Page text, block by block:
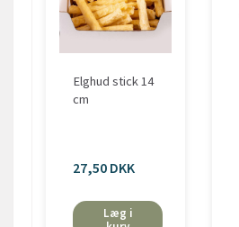
Elghud stick 14
cm
27,50 DKK
Læg i